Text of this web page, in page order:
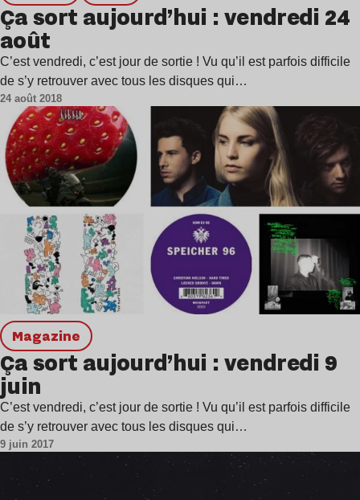
Ça sort aujourd’hui : vendredi 24
août
C’est vendredi, c’est jour de sortie ! Vu qu’il est parfois difficile
de s’y retrouver avec tous les disques qui…
24 août 2018
magazine
Ça sort aujourd’hui : vendredi 9
juin
C’est vendredi, c’est jour de sortie ! Vu qu’il est parfois difficile
de s’y retrouver avec tous les disques qui…
9 juin 2017